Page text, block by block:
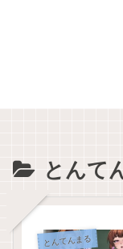
とんて
とんてんまる